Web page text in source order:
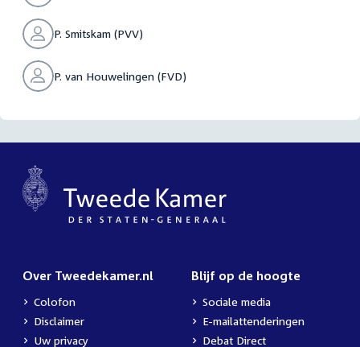
P. Smitskam (PVV)
P. van Houwelingen (FVD)
Over Tweedekamer.nl
Colofon
Disclaimer
Uw privacy
Blijf op de hoogte
Sociale media
E-mailattenderingen
Debat Direct